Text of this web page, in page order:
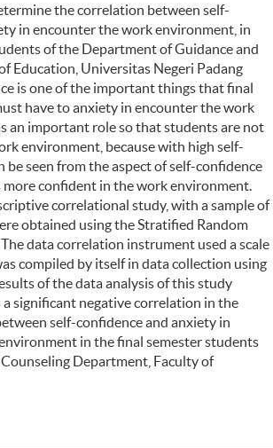
the correlation between self-
in encounter the work environment, in
of the Department of Guidance and
Education, Universitas Negeri Padang
is one of the important things that final
have to anxiety in encounter the work
an important role so that students are not
environment, because with high self-
be seen from the aspect of self-confidence
confident in the work environment.
correlational study, with a sample of
obtained using the Stratified Random
data correlation instrument used a scale
compiled by itself in data collection using
of the data analysis of this study
significant negative correlation in the
self-confidence and anxiety in
in the final semester students
Department, Faculty of